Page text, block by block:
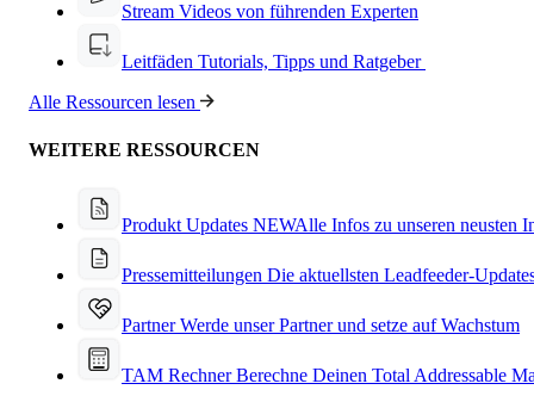
Stream Videos von führenden Experten
Leitfäden Tutorials, Tipps und Ratgeber
Alle Ressourcen lesen
WEITERE RESSOURCEN
Produkt Updates NEWAlle Infos zu unseren neusten
Pressemitteilungen Die aktuellsten Leadfeeder-
PartnerWerde unser Partner und setze auf Wachstum
TAM RechnerBerechne Deinen Total Addressable